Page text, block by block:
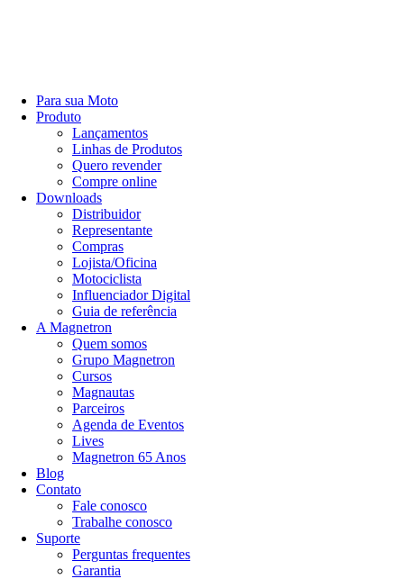
Para sua Moto
Produto
Lançamentos
Linhas de Produtos
Quero revender
Compre online
Downloads
Distribuidor
Representante
Compras
Lojista/Oficina
Motociclista
Influenciador Digital
Guia de referência
A Magnetron
Quem somos
Grupo Magnetron
Cursos
Magnautas
Parceiros
Agenda de Eventos
Lives
Magnetron 65 Anos
Blog
Contato
Fale conosco
Trabalhe conosco
Suporte
Perguntas frequentes
Garantia